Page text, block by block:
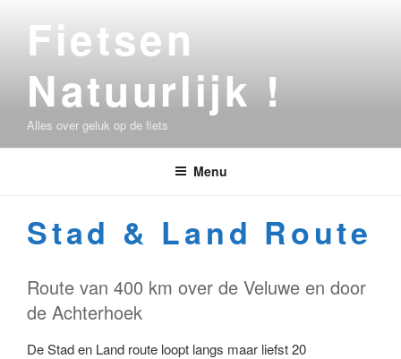
inhoud
Fietsen
Natuurlijk !
Alles over geluk op de fiets
Menu
Stad & Land Route
Route van 400 km over de Veluwe en door
de Achterhoek
De Stad en Land route loopt langs maar liefst 20